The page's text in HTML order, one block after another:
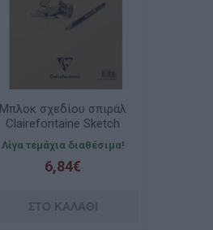
Μπλοκ σχεδίου σπιράλ
Clairefontaine Sketch
Wirebound Pad
50φύλλων A4 21x 29.7
90gr
Λίγα τεμάχια διαθέσιμα!
6,84€